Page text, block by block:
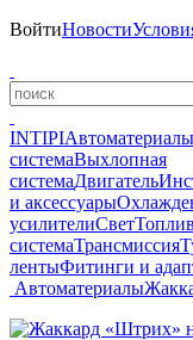
ВойтиНовости
INTIPIАвтоматериалы
системаВыхлопная
системаДвигатель
и аксессуары
усилителиСвет
системаТрансмиссия
лентыФитинги и
Автоматериалы